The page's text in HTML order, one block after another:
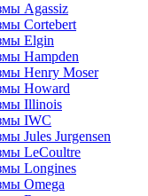
Agassiz
Cortebert
Elgin
Hampden
Henry Moser
Howard
Illinois
IWC
Jules Jurgensen
LeCoultre
Longines
Omega